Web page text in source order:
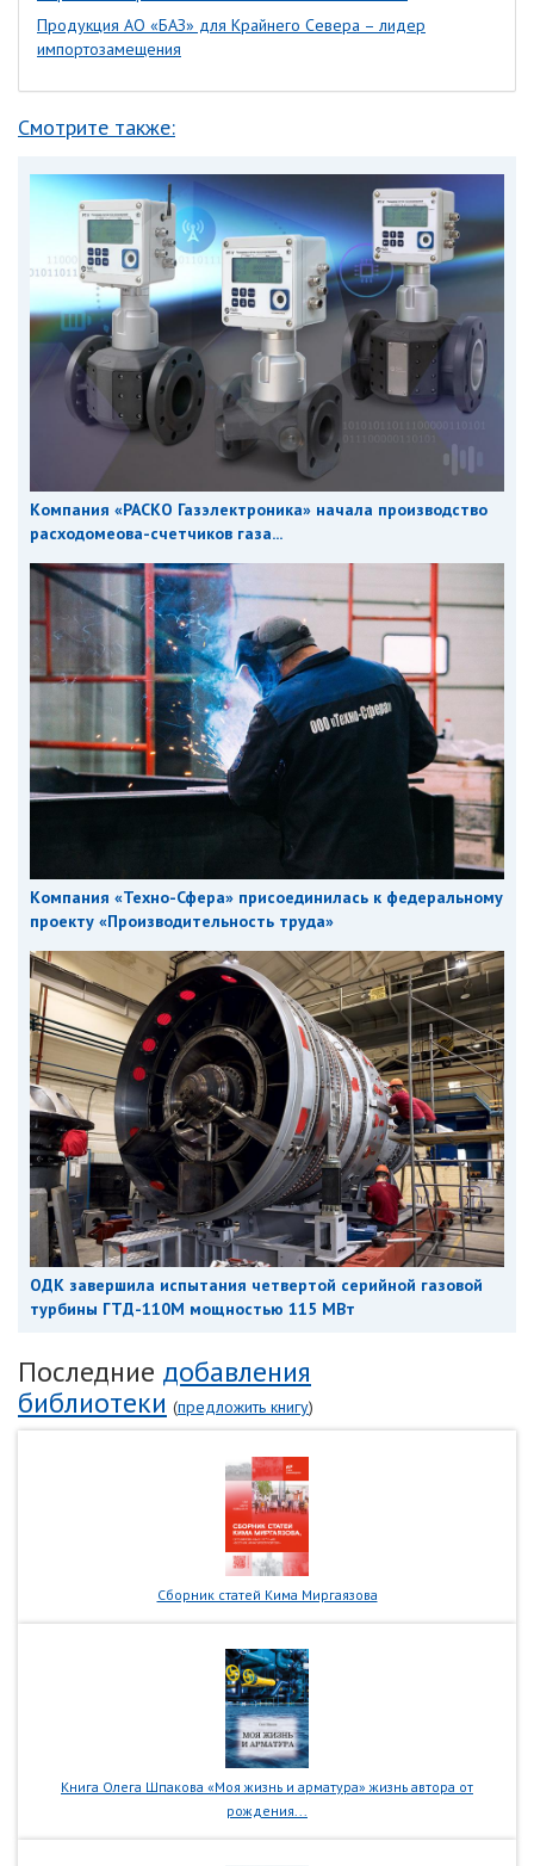
Продукция АО «БАЗ» для Крайнего Севера – лидер
импортозамещения
Смотрите также:
Компания «РАСКО Газэлектроника» начала производство
расходомеова-счетчиков газа...
Компания «Техно-Сфера» присоединилась к федеральному
проекту «Производительность труда»
ОДК завершила испытания четвертой серийной газовой
турбины ГТД-110М мощностью 115 МВт
Последние добавления
библиотеки (предложить книгу)
Сборник статей Кима Миргаязова
Книга Олега Шпакова «Моя жизнь и арматура» жизнь автора от
рождения...